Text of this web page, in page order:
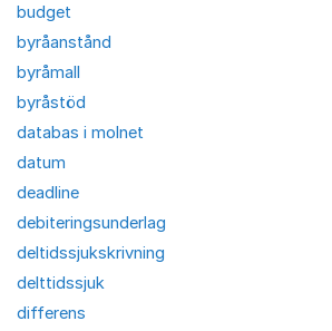
budget
byråanstånd
byråmall
byråstöd
databas i molnet
datum
deadline
debiteringsunderlag
deltidssjukskrivning
delttidssjuk
differens